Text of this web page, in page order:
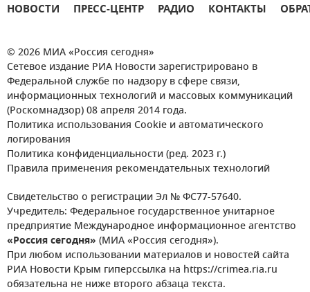
НОВОСТИ ПРЕСС-ЦЕНТР РАДИО КОНТАКТЫ
© 2026 МИА «Россия сегодня»
Сетевое издание РИА Новости зарегистрировано в
Федеральной службе по надзору в сфере связи,
информационных технологий и массовых коммуникаций
(Роскомнадзор) 08 апреля 2014 года.
Политика использования Cookie и автоматического
логирования
Политика конфиденциальности (ред. 2023 г.)
Правила применения рекомендательных технологий
Свидетельство о регистрации Эл № ФС77-57640.
Учредитель: Федеральное государственное унитарное
предприятие Международное информационное агентство
«Россия сегодня» (МИА «Россия сегодня»).
При любом использовании материалов и новостей сайта
РИА Новости Крым гиперссылка на https://crimea.ria.ru
обязательна не ниже второго абзаца текста.